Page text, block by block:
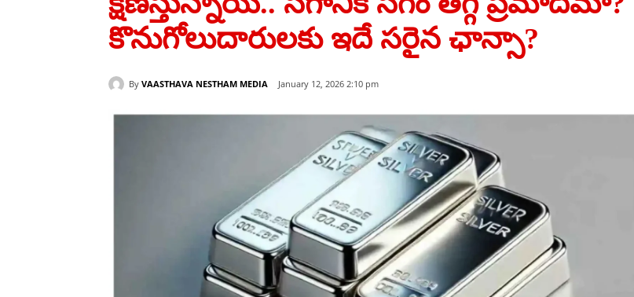
కొనుగోలుదారులకు ఇదే సరైన ఛాన్సా?
By VAASTHAVA NESTHAM MEDIA January 12, 2026 2:10 pm